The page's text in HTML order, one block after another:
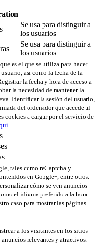
Se usa para distinguir a
los usuarios.
Se usa para distinguir a
los usuarios.
es el que se utiliza para hacer
así como la fecha de la
la fecha y hora de acceso a
la necesidad de mantener la
Identificar la sesión del usuario,
del ordenador que accede al
cookies a cargar por el servicio de
tales como reCaptcha y
en Google+, entre otros.
cómo se ven anuncios
el idioma preferido a la hora
caso para mostrar las páginas
a los visitantes en los sitios
relevantes y atractivos.